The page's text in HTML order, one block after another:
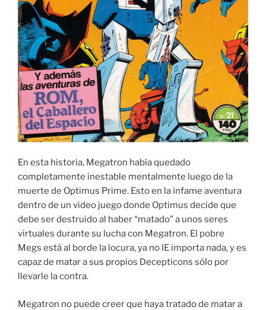
En esta historia, Megatron había quedado
completamente inestable mentalmente luego de la
muerte de Optimus Prime. Esto en la infame aventura
dentro de un video juego donde Optimus decide que
debe ser destruido al haber “matado” a unos seres
virtuales durante su lucha con Megatron. El pobre
Megs está al borde la locura, ya no lE importa nada, y es
capaz de matar a sus propios Decepticons sólo por
llevarle la contra.
Megatron no puede creer que haya tratado de matar a